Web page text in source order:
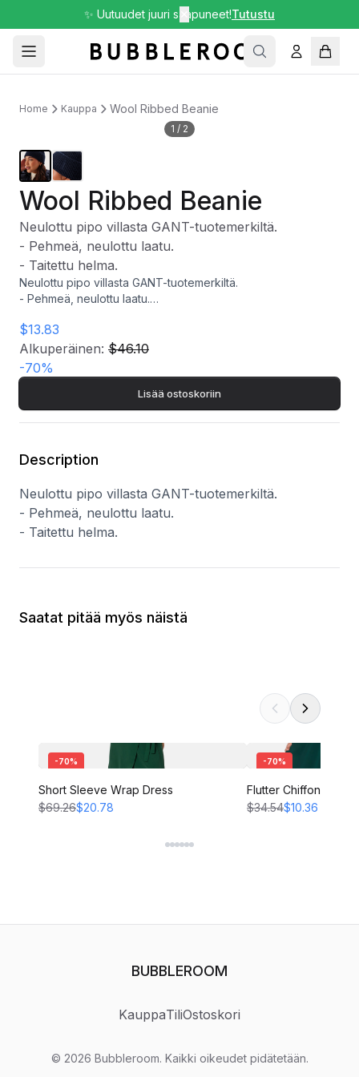
✨ Uutuudet juuri saapuneet!Tutustu
Home Kauppa Wool Ribbed Beanie
1 / 2
Wool Ribbed Beanie
Neulottu pipo villasta GANT-tuotemerkiltä.
- Pehmeä, neulottu laatu.
- Taitettu helma.
Neulottu pipo villasta GANT-tuotemerkiltä.
- Pehmeä, neulottu laatu.
$13.83
Alkuperäinen: $46.10
-70%
Lisää ostoskoriin
Description
Neulottu pipo villasta GANT-tuotemerkiltä.
- Pehmeä, neulottu laatu.
- Taitettu helma.
Saatat pitää myös näistä
-70%
Short Sleeve Wrap Dress
$69.26$20.78
-70%
Flutter Chiffon Dress
$34.54$10.36
BUBBLEROOM
KauppaTiliOstoskori
© 2026 Bubbleroom. Kaikki oikeudet pidätetään.